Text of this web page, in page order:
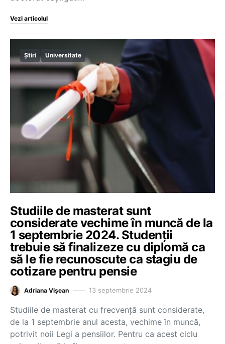
Vezi articolul
Știri Universitate
Studiile de masterat sunt
considerate vechime în muncă de la
1 septembrie 2024. Studenții
trebuie să finalizeze cu diplomă ca
să le fie recunoscute ca stagiu de
cotizare pentru pensie
Adriana Vișean 13 septembrie 2024
Studiile de masterat cu frecvență sunt considerate,
de la 1 septembrie anul acesta, vechime în muncă,
potrivit noii Legi a pensiilor. Pentru ca acest ciclu